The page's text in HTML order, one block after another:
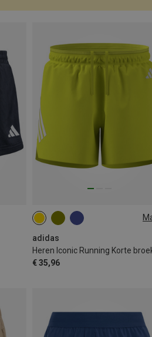
adidas
Heren Iconic Running Korte
€ 35,96
S